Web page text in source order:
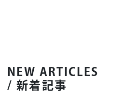
NEW ARTICLES
/ 新着記事